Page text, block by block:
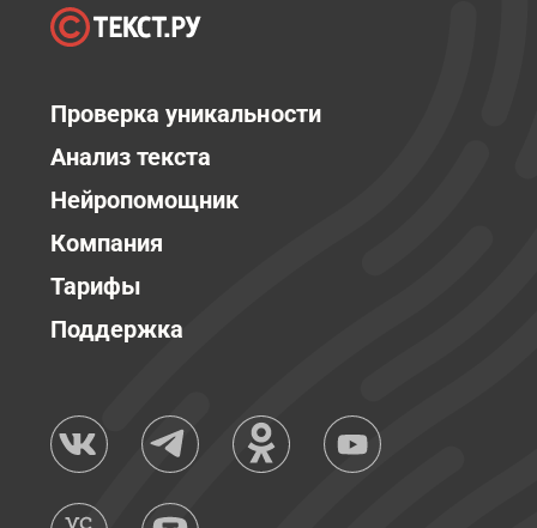
Проверка уникальности
Анализ текста
Нейропомощник
Компания
Тарифы
Поддержка